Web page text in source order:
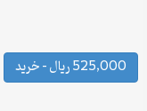
525,000 ریال – خرید